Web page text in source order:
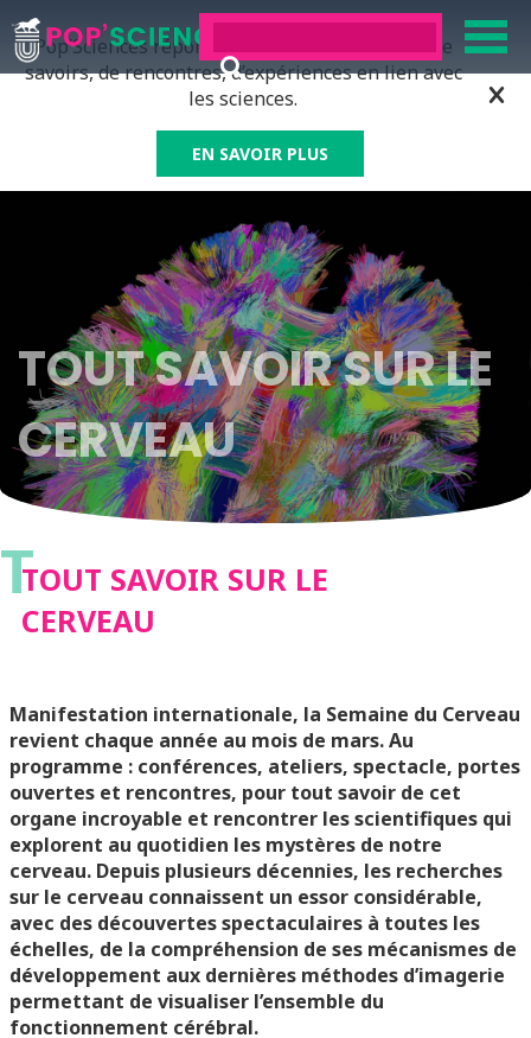
Pop’Sciences répond à tous ceux qui ont soif de
savoirs, de rencontres, d’expériences en lien avec
les sciences.
EN SAVOIR PLUS
TOUT SAVOIR SUR LE
CERVEAU
TTOUT SAVOIR SUR LE
CERVEAU
Manifestation internationale, la Semaine du Cerveau
revient chaque année au mois de mars. Au
programme : conférences, ateliers, spectacle, portes
ouvertes et rencontres, pour tout savoir de cet
organe incroyable et rencontrer les scientifiques qui
explorent au quotidien les mystères de notre
cerveau. Depuis plusieurs décennies, les recherches
sur le cerveau connaissent un essor considérable,
avec des découvertes spectaculaires à toutes les
échelles, de la compréhension de ses mécanismes de
développement aux dernières méthodes d’imagerie
permettant de visualiser l’ensemble du
fonctionnement cérébral.